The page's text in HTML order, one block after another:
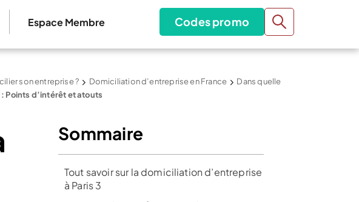
Espace Membre Codes promo
son entreprise ? Domiciliation d’entreprise en France
Dans quelle
Points d’intérêt et atouts
Sommaire
Tout savoir sur la domiciliation d’entreprise
à Paris 3